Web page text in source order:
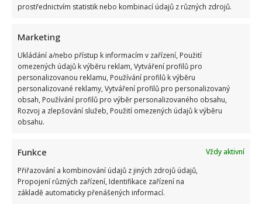
prostřednictvím statistik nebo kombinací údajů z různých zdrojů.
Marketing
Ukládání a/nebo přístup k informacím v zařízení, Použití
omezených údajů k výběru reklam, Vytváření profilů pro
personalizovanou reklamu, Používání profilů k výběru
personalizované reklamy, Vytváření profilů pro personalizovaný
obsah, Používání profilů pro výběr personalizovaného obsahu,
Rozvoj a zlepšování služeb, Použití omezených údajů k výběru
obsahu.
Funkce
Vždy aktivní
Přiřazování a kombinování údajů z jiných zdrojů údajů,
Propojení různých zařízení, Identifikace zařízení na
základě automaticky přenášených informací.
Test znalostí o československých pohádkách: Bez chyby
projde málokdo, pamětníci by ale měli dát alespoň 8/10
Petr Macinka se pochlubil vzácnými fotkami své dcery z